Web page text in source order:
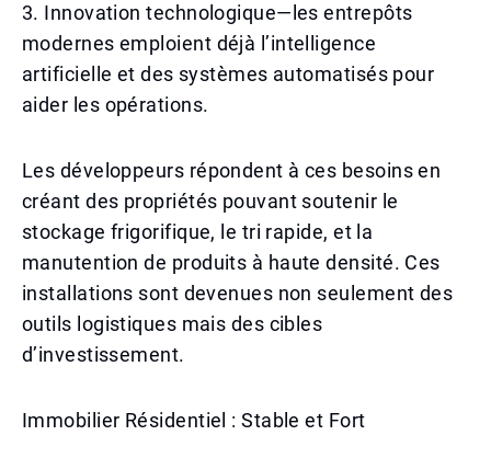
3. Innovation technologique—les entrepôts
modernes emploient déjà l’intelligence
artificielle et des systèmes automatisés pour
aider les opérations.
Les développeurs répondent à ces besoins en
créant des propriétés pouvant soutenir le
stockage frigorifique, le tri rapide, et la
manutention de produits à haute densité. Ces
installations sont devenues non seulement des
outils logistiques mais des cibles
d’investissement.
Immobilier Résidentiel : Stable et Fort